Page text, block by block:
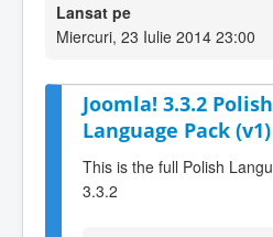
Lansat pe
Miercuri, 23 Iulie 2014 23:00
Joomla! 3.3.2
Language Pack (v1)
This is the full Polish
3.3.2